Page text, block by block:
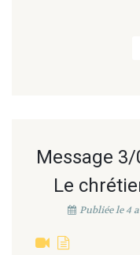
Message
Le
Publiée le 4